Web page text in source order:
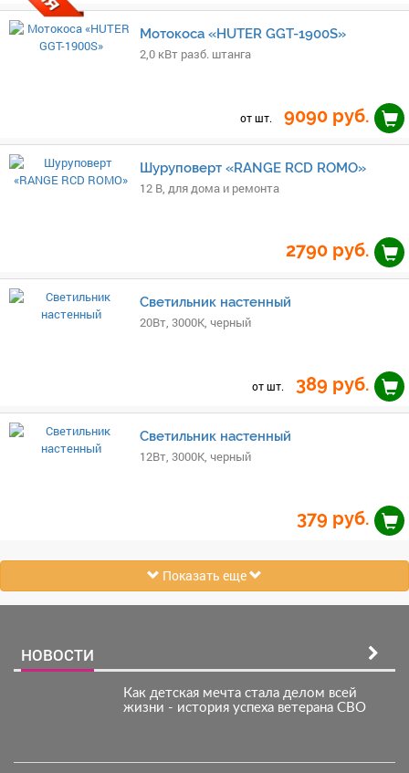
Мотокоса «HUTER GGT-1900S»
2,0 кВт разб. штанга
от шт. 9090 руб.
Шуруповерт «RANGE RCD ROMO»
12 В, для дома и ремонта
2790 руб.
Светильник настенный
20Вт, 3000K, черный
от шт. 389 руб.
Светильник настенный
12Вт, 3000K, черный
379 руб.
Показать еще
НОВОСТИ
Как детская мечта стала делом всей
жизни - история успеха ветерана СВО